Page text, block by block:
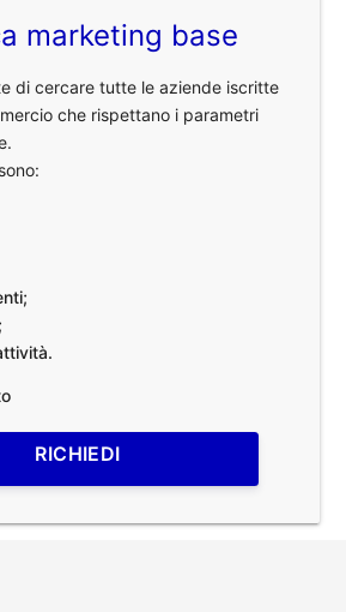
marketing base
di cercare tutte le aziende iscritte
che rispettano i parametri
RICHIEDI